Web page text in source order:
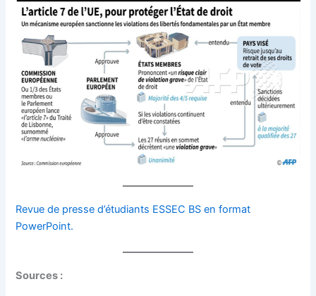
Revue de presse d’étudiants ESSEC BS en format
PowerPoint.
Sources :